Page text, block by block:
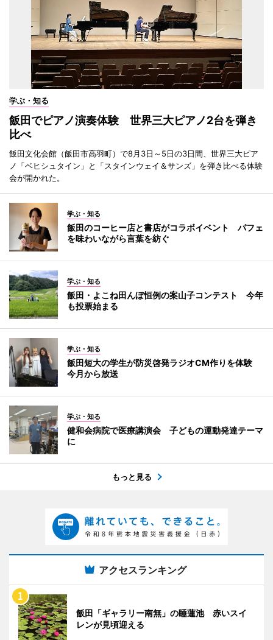
学ぶ・知る
飯田でピアノ演奏体験 世界三大ピアノ2台を弾き
比べ
飯田文化会館（飯田市高羽町）で8月3日～5日の3日間、世界三大ピア
ノ「ベヒシュタイン」と「スタインウェイ＆サンズ」を弾き比べる体験
会が開かれた。
学ぶ・知る
飯田のコーヒー店と書店がコラボイベント パフェ
を味わいながら言葉を紡ぐ
学ぶ・知る
飯田・よこね田んぼ恒例の案山子コンテスト 今年
も投票始まる
学ぶ・知る
飯田短大の学生が防災啓発ラジオCM作りを体験
今月から放送
学ぶ・知る
健和会病院で医療講演会 子どもの運動発達テーマ
に
もっと見る
アクセスランキング
飯田「ギャラリー南無」の睡蓮池 赤いスイ
レンが見頃迎える